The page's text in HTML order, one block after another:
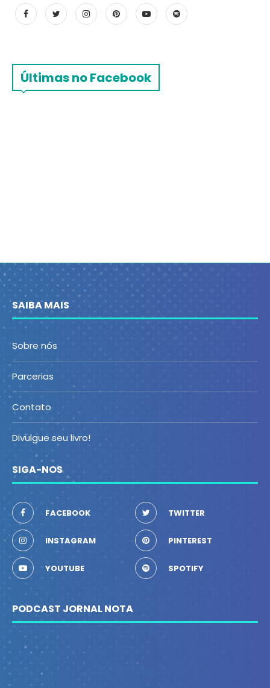
Últimas no Facebook
SAIBA MAIS
Sobre nós
Parcerias
Contato
Divulgue seu livro!
SIGA-NOS
FACEBOOK TWITTER
INSTAGRAM PINTEREST
YOUTUBE SPOTIFY
PODCAST JORNAL NOTA